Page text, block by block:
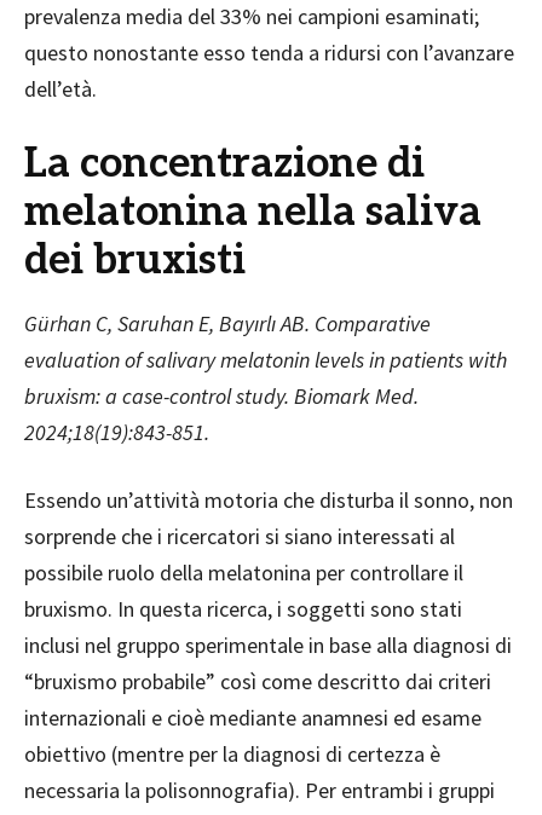
prevalenza media del 33% nei campioni esaminati;
questo nonostante esso tenda a ridursi con l’avanzare
dell’età.
La concentrazione di
melatonina nella saliva
dei bruxisti
Gürhan C, Saruhan E, Bayırlı AB. Comparative
evaluation of salivary melatonin levels in patients with
bruxism: a case-control study. Biomark Med.
2024;18(19):843-851.
Essendo un’attività motoria che disturba il sonno, non
sorprende che i ricercatori si siano interessati al
possibile ruolo della melatonina per controllare il
bruxismo. In questa ricerca, i soggetti sono stati
inclusi nel gruppo sperimentale in base alla diagnosi di
“bruxismo probabile” così come descritto dai criteri
internazionali e cioè mediante anamnesi ed esame
obiettivo (mentre per la diagnosi di certezza è
necessaria la polisonnografia). Per entrambi i gruppi